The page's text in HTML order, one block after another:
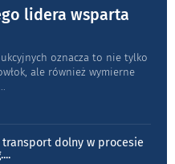
lidera wsparta
oznacza to nie tylko
ale również wymierne
...
transport dolny w procesie
...